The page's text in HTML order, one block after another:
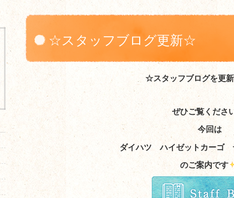
☆スタッフブログ更新☆
☆スタッフブログを更
ぜひご覧くださ
今回は
ダイハツ ハイゼットカーゴ
のご案内です